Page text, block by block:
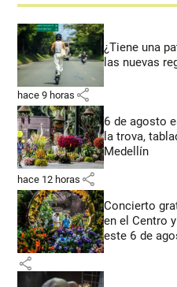
¿Tiene una
las nuevas
hace 9 horas share
6 de agosto
la trova,
Medellín
hace 12 horas share
Concierto
en el Centro
este 6 de
share